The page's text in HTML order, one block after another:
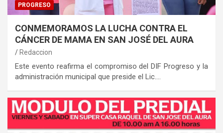
PROGRESO
CONMEMORAMOS LA LUCHA CONTRA EL
CÁNCER DE MAMA EN SAN JOSÉ DEL AURA
Redaccion
Este evento reafirma el compromiso del DIF Progreso y la
administración municipal que preside el Lic.…